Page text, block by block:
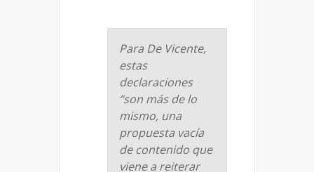
Para De Vicente,
estas
declaraciones
“son más de lo
mismo, una
propuesta vacía
de contenido que
viene a reiterar